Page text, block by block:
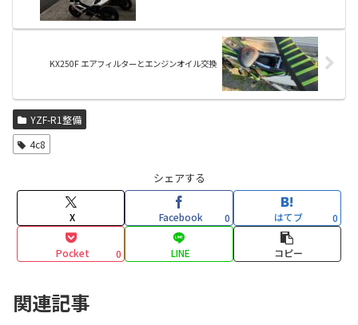
KX250F エアフィルターとエンジンオイル交換
YZF-R1整備
4c8
シェアする
X Facebook 0 はてブ 0
Pocket 0 LINE コピー
関連記事